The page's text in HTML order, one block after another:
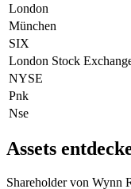
London
München
SIX
London Stock
NYSE
Pnk
Nse
Assets
Shareholder von Wynn